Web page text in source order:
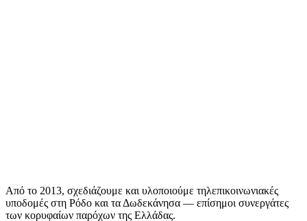
Από το 2013, σχεδιάζουμε και υλοποιούμε τηλεπικοινωνιακές
υποδομές στη Ρόδο και τα Δωδεκάνησα — επίσημοι συνεργάτες
των κορυφαίων παρόχων της Ελλάδας.